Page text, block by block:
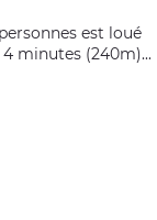
est loué
minutes (240m)...